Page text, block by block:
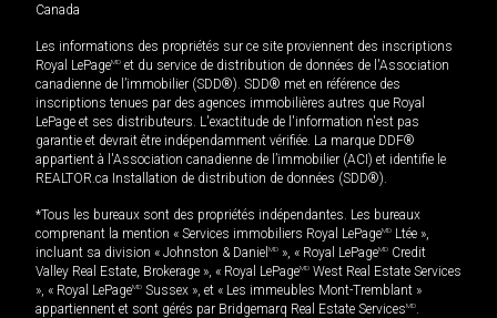
Canada
Les informations des propriétés sur ce site proviennent des inscriptions
Royal LePageMD et du service de distribution de données de l'Association
canadienne de l’immobilier (SDD®). SDD® met en référence des
inscriptions tenues par des agences immobilières autres que Royal
LePage et ses distributeurs. L'exactitude de l'information n'est pas
garantie et devrait être indépendamment vérifiée. La marque DDF®
appartient à l'Association canadienne de l’immobilier (ACI) et identifie le
REALTOR.ca Installation de distribution de données (SDD®).
*Tous les bureaux sont des propriétés indépendantes. Les bureaux
comprenant la mention « Services immobiliers Royal LePageMD Ltée »,
incluant sa division « Johnston & Daniel MD », « Royal LePageMD Credit
Valley Real Estate, Brokerage », « Royal LePageMD West Real Estate Services
», « Royal LePageMD Sussex », et « Les immeubles Mont-Tremblant »
appartiennent et sont gérés par Bridgemarq Real Estate ServicesMD